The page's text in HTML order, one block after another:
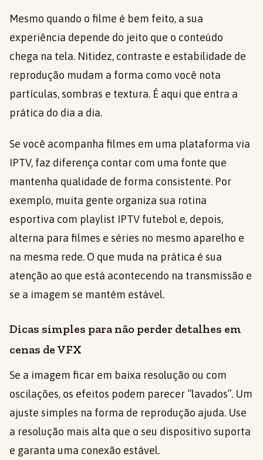
Mesmo quando o filme é bem feito, a sua
experiência depende do jeito que o conteúdo
chega na tela. Nitidez, contraste e estabilidade de
reprodução mudam a forma como você nota
partículas, sombras e textura. É aqui que entra a
prática do dia a dia.
Se você acompanha filmes em uma plataforma via
IPTV, faz diferença contar com uma fonte que
mantenha qualidade de forma consistente. Por
exemplo, muita gente organiza sua rotina
esportiva com playlist IPTV futebol e, depois,
alterna para filmes e séries no mesmo aparelho e
na mesma rede. O que muda na prática é sua
atenção ao que está acontecendo na transmissão e
se a imagem se mantém estável.
Dicas simples para não perder detalhes em
cenas de VFX
Se a imagem ficar em baixa resolução ou com
oscilações, os efeitos podem parecer “lavados”. Um
ajuste simples na forma de reprodução ajuda. Use
a resolução mais alta que o seu dispositivo suporta
e garanta uma conexão estável.